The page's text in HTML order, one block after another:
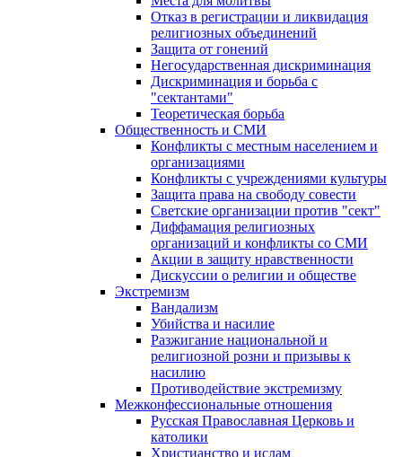
Отказ в регистрации и ликвидация
религиозных объединений
Защита от гонений
Негосударственная дискриминация
Дискриминация и борьба с
"сектантами"
Теоретическая борьба
Общественность и СМИ
Конфликты с местным населением и
организациями
Конфликты с учреждениями культуры
Защита права на свободу совести
Светские организации против "сект"
Диффамация религиозных
организаций и конфликты со СМИ
Акции в защиту нравственности
Дискуссии о религии и обществе
Экстремизм
Вандализм
Убийства и насилие
Разжигание национальной и
религиозной розни и призывы к
насилию
Противодействие экстремизму
Межконфессиональные отношения
Русская Православная Церковь и
католики
Христианство и ислам